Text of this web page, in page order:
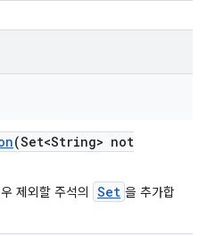
(Set<String> not
제외할 주석의 Set 을 추가합